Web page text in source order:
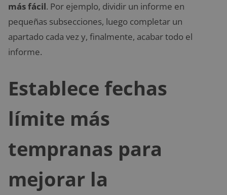
más fácil. Por ejemplo, dividir un informe en
pequeñas subsecciones, luego completar un
apartado cada vez y, finalmente, acabar todo el
informe.
Establece fechas
límite más
tempranas para
mejorar la